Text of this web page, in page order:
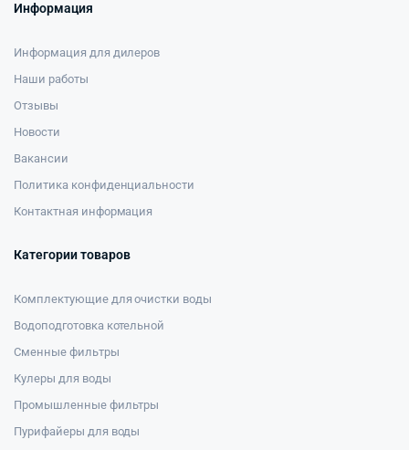
Информация
Информация для дилеров
Наши работы
Отзывы
Новости
Вакансии
Политика конфиденциальности
Контактная информация
Категории товаров
Комплектующие для очистки воды
Водоподготовка котельной
Сменные фильтры
Кулеры для воды
Промышленные фильтры
Пурифайеры для воды